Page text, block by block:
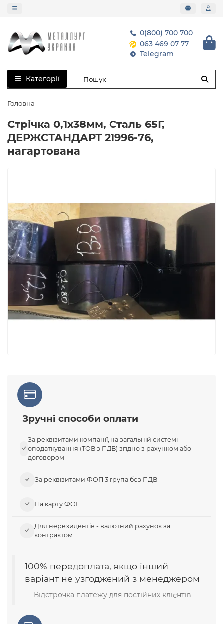
0(800) 700 700
063 469 07 77
Telegram
Категорії
Головна
Стрічка 0,1х38мм, Сталь 65Г,
ДЕРЖСТАНДАРТ 21996-76,
нагартована
Зручні способи оплати
За реквізитами компанії, на загальній системі
оподаткування (ТОВ з ПДВ) згідно з рахунком або
договором
За реквізитами ФОП 3 група без ПДВ
На карту ФОП
Для нерезидентів - валютний рахунок за
контрактом
100% передоплата, якщо інший
варіант не узгоджений з менеджером
Відстрочка платежу для постійних клієнтів